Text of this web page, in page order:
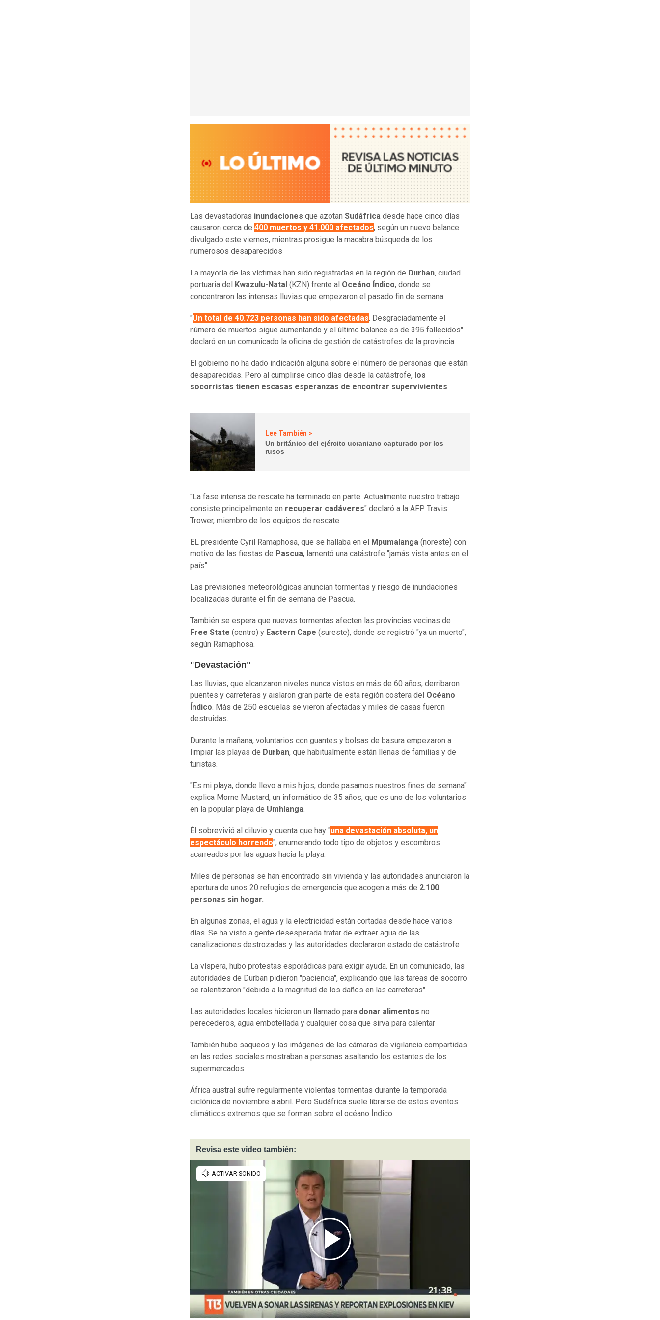
Las devastadoras inundaciones que azotan Sudáfrica desde hace cinco días
causaron cerca de 400 muertos y 41.000 afectados, según un nuevo balance
divulgado este viernes, mientras prosigue la macabra búsqueda de los
numerosos desaparecidos
La mayoría de las víctimas han sido registradas en la región de Durban, ciudad
portuaria del
Kwazulu-Natal (KZN) frente al Oceáno Índico, donde se
concentraron las intensas lluvias que empezaron el pasado fin de semana.
"Un total de 40.723 personas han sido afectadas. Desgraciadamente el
número de muertos sigue aumentando y el último balance es de 395 fallecidos"
declaró en un comunicado la oficina de gestión de catástrofes de la provincia.
El gobierno no ha dado indicación alguna sobre el número de personas que están
desaparecidas. Pero al cumplirse cinco días desde la catástrofe, los
socorristas tienen escasas esperanzas de encontrar supervivientes.
Lee También >
Un británico del ejército ucraniano capturado por los
rusos
"La fase intensa de rescate ha terminado en parte. Actualmente nuestro trabajo
consiste principalmente en recuperar cadáveres" declaró a la AFP Travis
Trower, miembro de los equipos de rescate.
EL presidente Cyril Ramaphosa, que se hallaba en el Mpumalanga (noreste) con
motivo de las fiestas de Pascua, lamentó una catástrofe "jamás vista antes en el
país".
Las previsiones meteorológicas anuncian tormentas y riesgo de inundaciones
localizadas durante el fin de semana de Pascua.
También se espera que nuevas tormentas afecten las provincias vecinas de
Free State (centro) y Eastern Cape (sureste), donde se registró "ya un muerto",
según Ramaphosa.
"Devastación"
Las lluvias, que alcanzaron niveles nunca vistos en más de 60 años, derribaron
puentes y carreteras y aislaron gran parte de esta región costera del Océano
Índico. Más de 250 escuelas se vieron afectadas y miles de casas fueron
destruidas.
Durante la mañana, voluntarios con guantes y bolsas de basura empezaron a
limpiar las playas de Durban, que habitualmente están llenas de familias y de
turistas.
"Es mi playa, donde llevo a mis hijos, donde pasamos nuestros fines de semana"
explica Morne Mustard, un informático de 35 años, que es uno de los voluntarios
en la popular playa de Umhlanga.
Él sobrevivió al diluvio y cuenta que hay "una devastación absoluta, un
espectáculo horrendo", enumerando todo tipo de objetos y escombros
acarreados por las aguas hacia la playa.
Miles de personas se han encontrado sin vivienda y las autoridades anunciaron la
apertura de unos 20 refugios de emergencia que acogen a más de 2.100
personas sin hogar.
En algunas zonas, el agua y la electricidad están cortadas desde hace varios
días. Se ha visto a gente desesperada tratar de extraer agua de las
canalizaciones destrozadas y las autoridades declararon estado de catástrofe
La víspera, hubo protestas esporádicas para exigir ayuda. En un comunicado, las
autoridades de Durban pidieron "paciencia", explicando que las tareas de socorro
se ralentizaron "debido a la magnitud de los daños en las carreteras".
Las autoridades locales hicieron un llamado para donar alimentos no
perecederos, agua embotellada y cualquier cosa que sirva para calentar
También hubo saqueos y las imágenes de las cámaras de vigilancia compartidas
en las redes sociales mostraban a personas asaltando los estantes de los
supermercados.
África austral sufre regularmente violentas tormentas durante la temporada
ciclónica de noviembre a abril. Pero Sudáfrica suele librarse de estos eventos
climáticos extremos que se forman sobre el océano Índico.
Revisa este video también: